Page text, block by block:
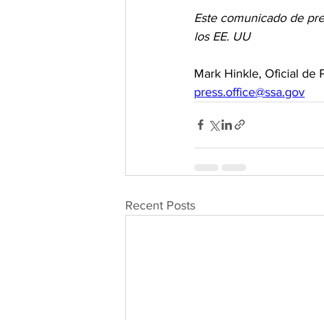
Este comunicado de
los EE. UU
Mark Hinkle, Oficial de
press.office@ssa.gov
Recent Posts